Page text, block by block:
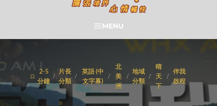
晴天下 SHININGMEUP
SEARCH
MENU
2-5
分鐘
/
片長
分類
/
英語 (中
文字幕)
/
北
美
洲
/
地域
分類
/
晴
天
下
/
伴我
啟程